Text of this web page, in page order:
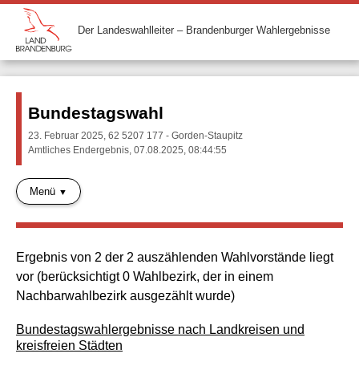
Der Landeswahlleiter – Brandenburger Wahlergebnisse
Bundestagswahl
23. Februar 2025, 62 5207 177 - Gorden-Staupitz
Amtliches Endergebnis, 07.08.2025, 08:44:55
Menü
Ergebnis von 2 der 2 auszählenden Wahlvorstände liegt
vor (berücksichtigt 0 Wahlbezirk, der in einem
Nachbarwahlbezirk ausgezählt wurde)
Bundestagswahlergebnisse nach Landkreisen und
kreisfreien Städten